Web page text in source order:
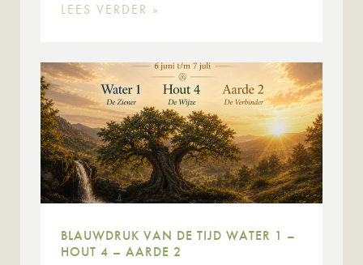
LEES VERDER »
BLAUWDRUK VAN DE TIJD WATER 1 –
HOUT 4 – AARDE 2